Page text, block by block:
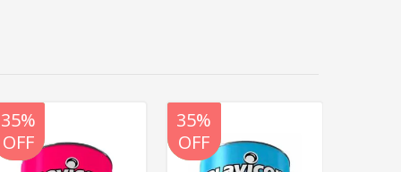
20%
OFF
35%
OFF
20%
OFF
35%
OFF